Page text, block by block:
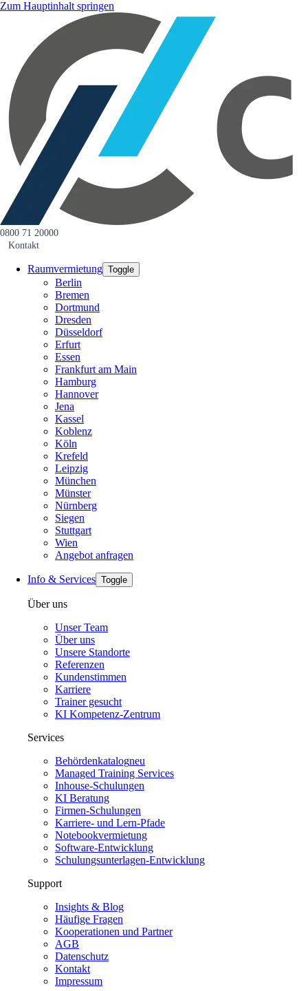
Zum Hauptinhalt springen
0800 71 20000
Kontakt
Raumvermietung Toggle
Berlin
Bremen
Dortmund
Dresden
Düsseldorf
Erfurt
Essen
Frankfurt am Main
Hamburg
Hannover
Jena
Kassel
Koblenz
Köln
Krefeld
Leipzig
München
Münster
Nürnberg
Siegen
Stuttgart
Wien
Angebot anfragen
Info & Services Toggle
Über uns
Unser Team
Über uns
Unsere Standorte
Referenzen
Kundenstimmen
Karriere
Trainer gesucht
KI Kompetenz-Zentrum
Services
Behördenkatalogneu
Managed Training Services
Inhouse-Schulungen
KI Beratung
Firmen-Schulungen
Karriere- und Lern-Pfade
Notebookvermietung
Software-Entwicklung
Schulungsunterlagen-Entwicklung
Support
Insights & Blog
Häufige Fragen
Kooperationen und Partner
AGB
Datenschutz
Kontakt
Impressum